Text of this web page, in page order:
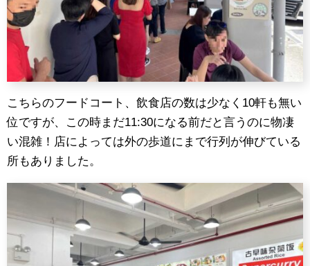
こちらのフードコート、飲食店の数は少なく10軒も無い
位ですが、この時まだ11:30になる前だと言うのに物凄
い混雑！店によっては外の歩道にまで行列が伸びている
所もありました。